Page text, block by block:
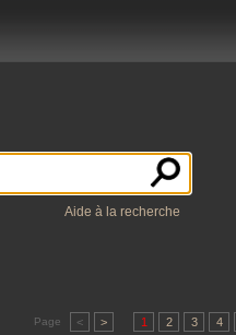
Aide à la recherche
Page < > 1 2 3 4